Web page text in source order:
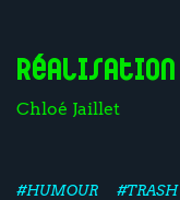
Réalisation
Chloé Jaillet
#HUMOUR #TRASH